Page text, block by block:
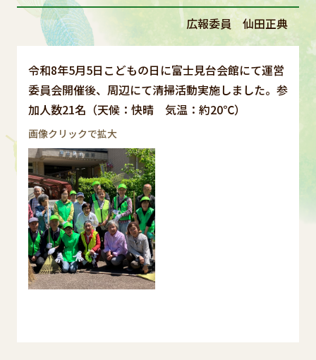
広報委員 仙田正典
令和8年5月5日こどもの日に富士見台会館にて運営
委員会開催後、周辺にて清掃活動実施しました。参
加人数21名（天候：快晴 気温：約20℃）
画像クリックで拡大